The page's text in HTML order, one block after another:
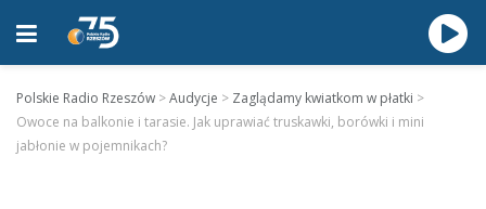
Polskie Radio Rzeszów >Audycje > Zaglądamy kwiatkom w płatki >
Owoce na balkonie i tarasie. Jak uprawiać truskawki, borówki i mini
jabłonie w pojemnikach?